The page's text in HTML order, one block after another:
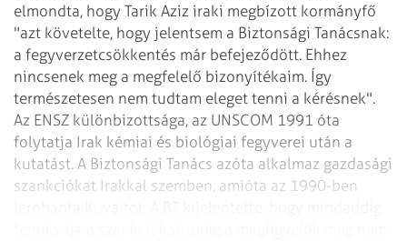
elmondta, hogy Tarik Aziz iraki megbízott kormányfő
"azt követelte, hogy jelentsem a Biztonsági Tanácsnak:
a fegyverzetcsökkentés már befejeződött. Ehhez
nincsenek meg a megfelelő bizonyítékaim. Így
természetesen nem tudtam eleget tenni a kérésnek".
Az ENSZ különbizottsága, az UNSCOM 1991 óta
folytatja Irak kémiai és biológiai fegyverei után a
kutatást. A Biztonsági Tanács azóta alkalmaz gazdasági
szankciókat Irakkal szemben, amióta az 1990-ben